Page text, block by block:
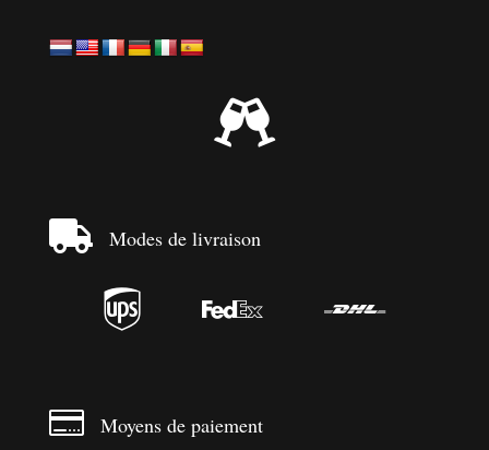

 Modes de livraison
  
 Moyens de paiement